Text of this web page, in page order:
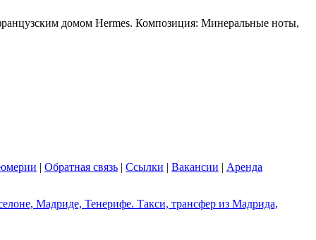
домом Hermеs. Композиция: Минеральные ноты,
| Обратная связь | Ссылки | Вакансии | Аренда
Мадриде, Тенерифе. Такси, трансфер из Мадрида,